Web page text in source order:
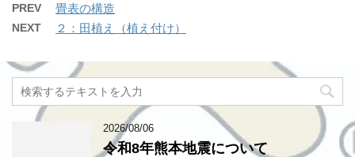
PREV 畳表の構造
NEXT ２：田植え（植え付け）
2026/08/06
令和8年熊本地震について